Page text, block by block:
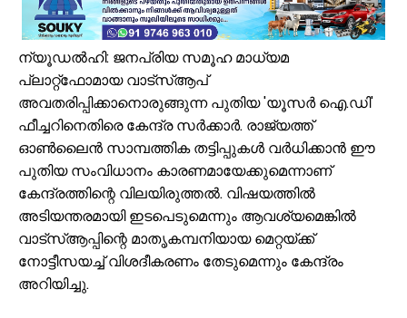
ന്യൂഡൽഹി: ജനപ്രിയ സമൂഹ മാധ്യമ
പ്ലാറ്റ്ഫോമായ വാട്‌സ്ആപ്
അവതരിപ്പിക്കാനൊരുങ്ങുന്ന പുതിയ 'യൂസർ ഐ.ഡി'
ഫീച്ചറിനെതിരെ കേന്ദ്ര സർക്കാർ. രാജ്യത്ത്
ഓൺലൈൻ സാമ്പത്തിക തട്ടിപ്പുകൾ വർധിക്കാൻ ഈ
പുതിയ സംവിധാനം കാരണമായേക്കുമെന്നാണ്
കേന്ദ്രത്തിന്റെ വിലയിരുത്തൽ. വിഷയത്തിൽ
അടിയന്തരമായി ഇടപെടുമെന്നും ആവശ്യമെങ്കിൽ
വാട്‌സ്ആപ്പിന്റെ മാതൃകമ്പനിയായ മെറ്റയ്ക്ക്
നോട്ടീസയച്ച് വിശദീകരണം തേടുമെന്നും കേന്ദ്രം
അറിയിച്ചു.